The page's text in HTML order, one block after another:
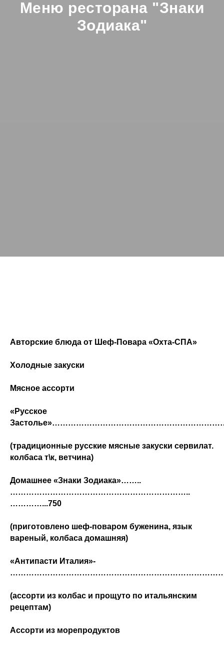
Меню ресторана "Знаки
Зодиака"
Авторские блюда от Шеф-Повара «Охта-СПА»
Холодные закуски
Мясное ассорти
«Русское
(традиционные русские мясные закуски сервилат.
колбаса т\к, ветчина)
Домашнее «Знаки Зодиака»……..
…………………………………………………………..
…………...750
(приготовлено шеф-поваром буженина, язык
вареный, колбаса домашняя)
«Антипасти Италия»-
(ассорти из колбас и прощуто по итальянским
рецептам)
Ассорти из морепродуктов